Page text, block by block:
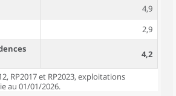
4,9
2,9
4,2
RP2017 et RP2023, exploitations
au 01/01/2026.